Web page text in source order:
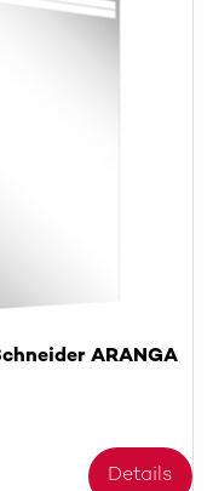
ARANGA
Details